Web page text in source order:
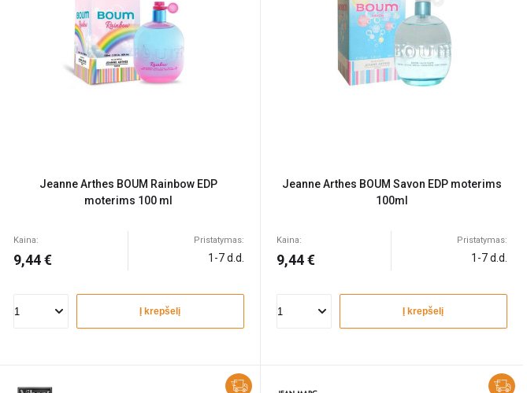
Jeanne Arthes BOUM Rainbow EDP
moterims 100 ml
Kaina:
9,44 €
Pristatymas:
1-7 d.d.
Į krepšelį
Jeanne Arthes BOUM Savon EDP moterims
100ml
Kaina:
9,44 €
Pristatymas:
1-7 d.d.
Į krepšelį